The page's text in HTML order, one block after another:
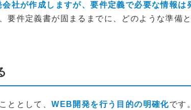
社が作成しますが、要件定義で必要な情報は
要件定義書が固まるまでに、どのような準備
ととして、WEB開発を行う目的の明確化です